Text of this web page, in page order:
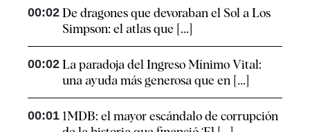
00:02 De dragones que devoraban el Sol a Los
Simpson: el atlas que [...]
00:02 La paradoja del Ingreso Mínimo Vital:
una ayuda más generosa que en [...]
00:01 1MDB: el mayor escándalo de corrupción